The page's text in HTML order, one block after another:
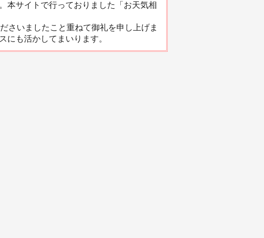
本サイトで行っておりました「お天気相
さいましたこと重ねて御礼を申し上げま
にも活かしてまいります。